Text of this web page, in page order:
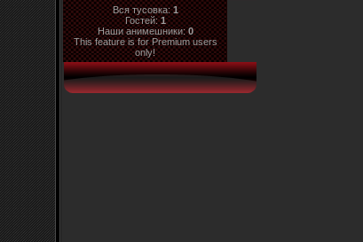
Вся тусовка:1
Гостей:1
Наши анимешники:0
This feature is for Premium users
only!